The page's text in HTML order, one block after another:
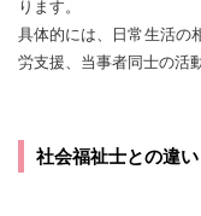
ります。
具体的には、日常生活の
労支援、当事者同士の活
社会福祉士との違い